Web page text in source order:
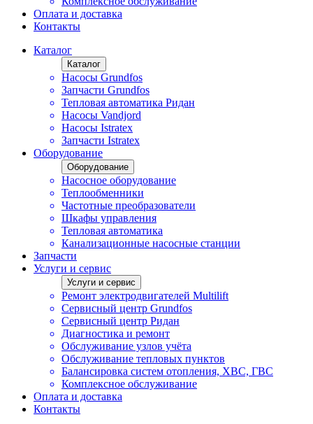
Оплата и доставка
Контакты
Каталог
Каталог
Насосы Grundfos
Запчасти Grundfos
Тепловая автоматика Ридан
Насосы Vandjord
Насосы Istratex
Запчасти Istratex
Оборудование
Оборудование
Насосное оборудование
Теплообменники
Частотные преобразователи
Шкафы управления
Тепловая автоматика
Канализационные насосные станции
Запчасти
Услуги и сервис
Услуги и сервис
Ремонт электродвигателей Multilift
Сервисный центр Grundfos
Сервисный центр Ридан
Диагностика и ремонт
Обслуживание узлов учёта
Обслуживание тепловых пунктов
Балансировка систем отопления, ХВС, ГВС
Комплексное обслуживание
Оплата и доставка
Контакты